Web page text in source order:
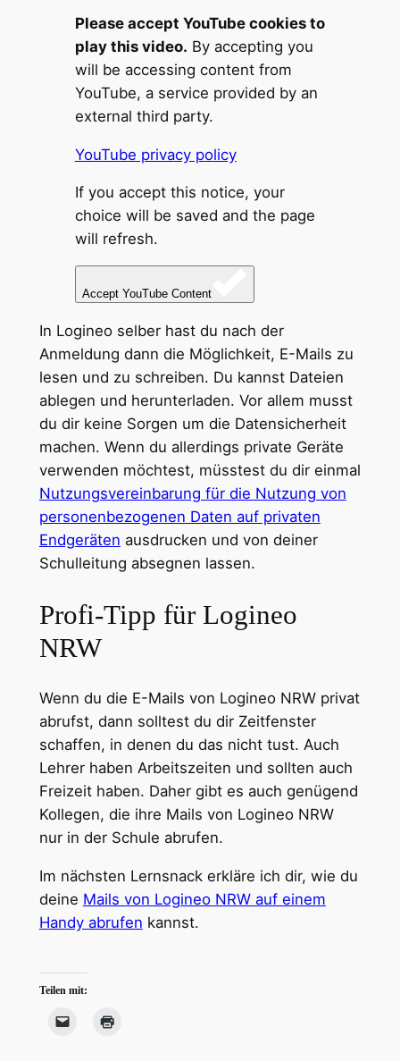
Please accept YouTube cookies to
play this video. By accepting you
will be accessing content from
YouTube, a service provided by an
external third party.
YouTube privacy policy
If you accept this notice, your
choice will be saved and the page
will refresh.
Accept YouTube Content
In Logineo selber hast du nach der
Anmeldung dann die Möglichkeit, E-Mails zu
lesen und zu schreiben. Du kannst Dateien
ablegen und herunterladen. Vor allem musst
du dir keine Sorgen um die Datensicherheit
machen. Wenn du allerdings private Geräte
verwenden möchtest, müsstest du dir einmal
Nutzungsvereinbarung für die Nutzung von
personenbezogenen Daten auf privaten
Endgeräten ausdrucken und von deiner
Schulleitung absegnen lassen.
Profi-Tipp für Logineo
NRW
Wenn du die E-Mails von Logineo NRW privat
abrufst, dann solltest du dir Zeitfenster
schaffen, in denen du das nicht tust. Auch
Lehrer haben Arbeitszeiten und sollten auch
Freizeit haben. Daher gibt es auch genügend
Kollegen, die ihre Mails von Logineo NRW
nur in der Schule abrufen.
Im nächsten Lernsnack erkläre ich dir, wie du
deine Mails von Logineo NRW auf einem
Handy abrufen kannst.
Teilen mit: